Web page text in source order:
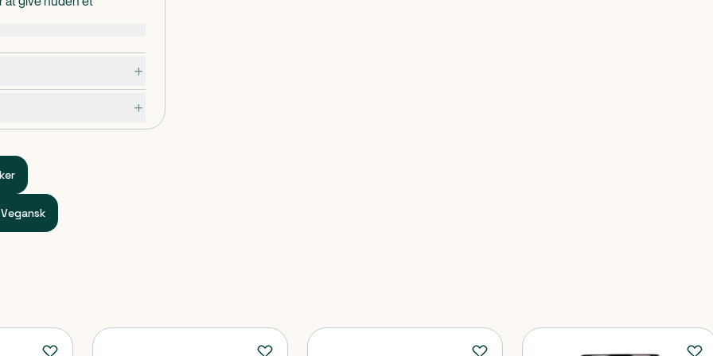
fine linjer.
sodium
Vegansk